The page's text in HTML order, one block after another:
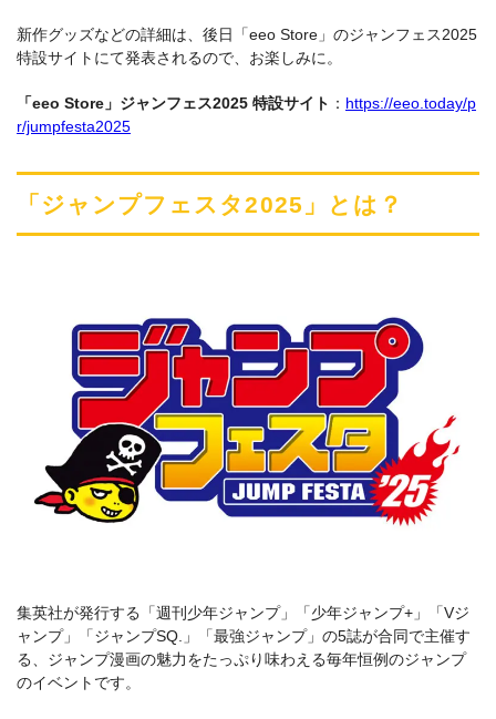
新作グッズなどの詳細は、後日「eeo Store」のジャンフェス2025
特設サイトにて発表されるので、お楽しみに。
「eeo Store」ジャンフェス2025 特設サイト ： https://eeo.today/p
r/jumpfesta2025
「ジャンプフェスタ2025」とは？
集英社が発行する「週刊少年ジャンプ」「少年ジャンプ+」「Vジ
ャンプ」「ジャンプSQ.」「最強ジャンプ」の5誌が合同で主催す
る、ジャンプ漫画の魅力をたっぷり味わえる毎年恒例のジャンプ
のイベントです。